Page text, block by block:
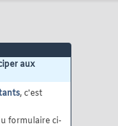
aux
, c'est
formulaire ci-